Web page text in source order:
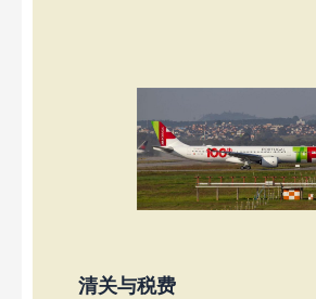
清关与税费